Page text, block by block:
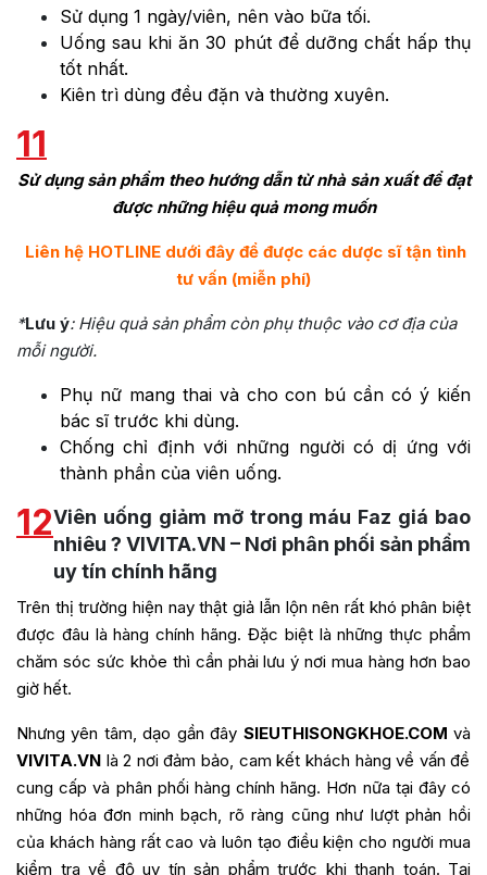
Sử dụng 1 ngày/viên, nên vào bữa tối.
Uống sau khi ăn 30 phút để dưỡng chất hấp thụ
tốt nhất.
Kiên trì dùng đều đặn và thường xuyên.
11
Sử dụng sản phẩm theo hướng dẫn từ nhà sản xuất để đạt
được những hiệu quả mong muốn
Liên hệ HOTLINE dưới đây để được các dược sĩ tận tình
tư vấn (miễn phí)
*Lưu ý: Hiệu quả sản phẩm còn phụ thuộc vào cơ địa của
mỗi người.
Phụ nữ mang thai và cho con bú cần có ý kiến
bác sĩ trước khi dùng.
Chống chỉ định với những người có dị ứng với
thành phần của viên uống.
12Viên uống giảm mỡ trong máu Faz giá bao
nhiêu ? VIVITA.VN – Nơi phân phối sản phẩm
uy tín chính hãng
Trên thị trường hiện nay thật giả lẫn lộn nên rất khó phân biệt
được đâu là hàng chính hãng. Đặc biệt là những thực phẩm
chăm sóc sức khỏe thì cần phải lưu ý nơi mua hàng hơn bao
giờ hết.
Nhưng yên tâm, dạo gần đây SIEUTHISONGKHOE.COM và
VIVITA.VN là 2 nơi đảm bảo, cam kết khách hàng về vấn đề
cung cấp và phân phối hàng chính hãng. Hơn nữa tại đây có
những hóa đơn minh bạch, rõ ràng cũng như lượt phản hồi
của khách hàng rất cao và luôn tạo điều kiện cho người mua
kiểm tra về độ uy tín sản phẩm trước khi thanh toán. Tại